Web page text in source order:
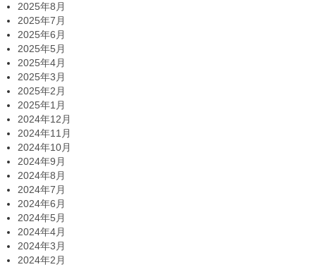
2025年8月
2025年7月
2025年6月
2025年5月
2025年4月
2025年3月
2025年2月
2025年1月
2024年12月
2024年11月
2024年10月
2024年9月
2024年8月
2024年7月
2024年6月
2024年5月
2024年4月
2024年3月
2024年2月